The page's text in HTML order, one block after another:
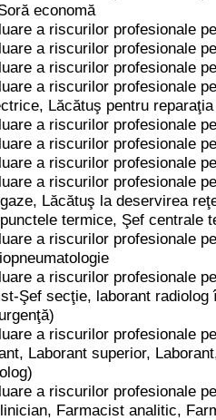
economă
a riscurilor profesionale
a riscurilor profesionale
a riscurilor profesionale
a riscurilor profesionale
Lăcătuş pentru
a riscurilor profesionale
a riscurilor profesionale
a riscurilor profesionale
a riscurilor profesionale
Lăcătuş la deservirea
termice, Şef centrale
a riscurilor profesionale
a riscurilor profesionale
Şef secţie, laborant
a riscurilor profesionale
Laborant superior,
a riscurilor profesionale
Farmacist analitic,